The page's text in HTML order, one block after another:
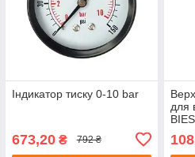
Індикатор тиску 0-10 bar
673,20₴ 792 ₴
для
ЧПК